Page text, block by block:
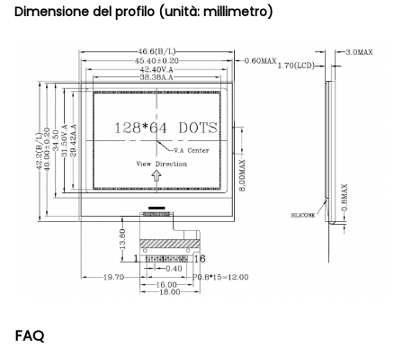
Dimensione del profilo (unità: millimetro)
FAQ